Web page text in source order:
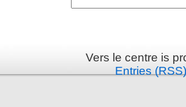
Vers le centre is
Entries (RSS)